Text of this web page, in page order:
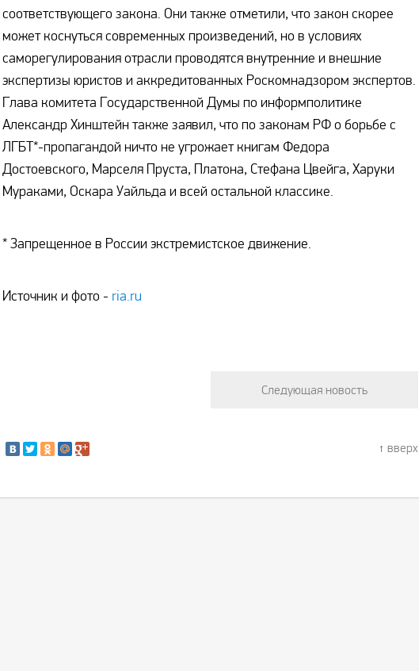
соответствующего закона. Они также отметили, что закон скорее
может коснуться современных произведений, но в условиях
саморегулирования отрасли проводятся внутренние и внешние
экспертизы юристов и аккредитованных Роскомнадзором экспертов.
Глава комитета Государственной Думы по информполитике
Александр Хинштейн также заявил, что по законам РФ о борьбе с
ЛГБТ*-пропагандой ничто не угрожает книгам Федора
Достоевского, Марселя Пруста, Платона, Стефана Цвейга, Харуки
Мураками, Оскара Уайльда и всей остальной классике.
* Запрещенное в России экстремистское движение.
Источник и фото - ria.ru
Следующая новость
вверх